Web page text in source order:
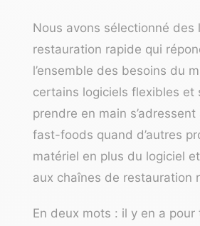
Nous avons sélectionné des
restauration rapide qui
l’ensemble des besoins du
certains logiciels flexibles et
prendre en main
fast-foods quand d’autres
matériel en plus du logiciel
aux chaînes de restauration
En deux mots : il y en a pour